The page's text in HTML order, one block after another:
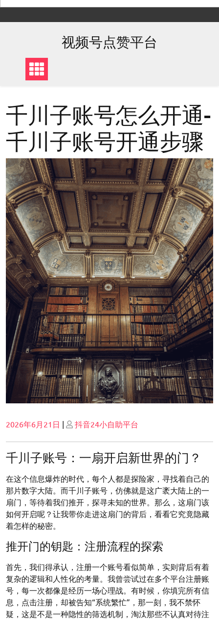
to
视频号点赞平台
千川子账号怎么开通-
千川子账号开通步骤
Posted
2026年6月21日 | Posted
抖音24小自助平台
千川子账号：一扇开启新世界的门？
在这个信息爆炸的时代，每个人都是探险家，寻找着自己的
那片数字大陆。而千川子账号，仿佛就是这广袤大陆上的一
扇门，等待着我们推开，探寻未知的世界。那么，这扇门该
如何开启呢？让我带你走进这扇门的背后，看看它究竟隐藏
着怎样的秘密。
推开门的钥匙：注册流程的探索
首先，我们得承认，注册一个账号看似简单，实则背后有着
复杂的逻辑和人性化的考量。我曾尝试过在多个平台注册账
号，每一次都像是经历一场心理战。有时候，你填完所有信
息，点击注册，却被告知“系统繁忙”，那一刻，我不禁怀
疑，这是不是一种隐性的筛选机制，淘汰那些不认真对待注